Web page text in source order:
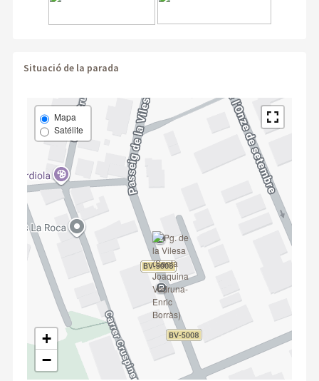
Situació de la parada
Mapa
Satélite
+
−